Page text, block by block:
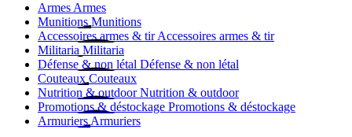
Armes Armes
Munitions Munitions
Accessoires armes & tir Accessoires armes & tir
Militaria Militaria
Défense & non létal Défense & non létal
Couteaux Couteaux
Nutrition & outdoor Nutrition & outdoor
Promotions & déstockage Promotions & déstockage
Armuriers Armuriers